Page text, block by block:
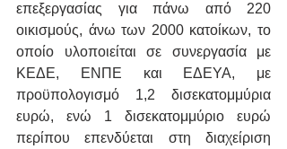
επεξεργασίας για πάνω από 220
οικισμούς, άνω των 2000 κατοίκων, το
οποίο υλοποιείται σε συνεργασία με
ΚΕΔΕ, ΕΝΠΕ και ΕΔΕΥΑ, με
προϋπολογισμό 1,2 δισεκατομμύρια
ευρώ, ενώ 1 δισεκατομμύριο ευρώ
περίπου επενδύεται στη διαχείριση